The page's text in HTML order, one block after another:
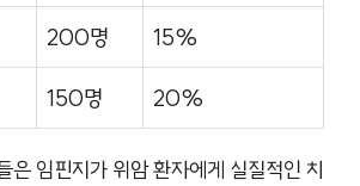
200명 15%
150명 20%
은 임핀지가 위암 환자에게 실질적인 치